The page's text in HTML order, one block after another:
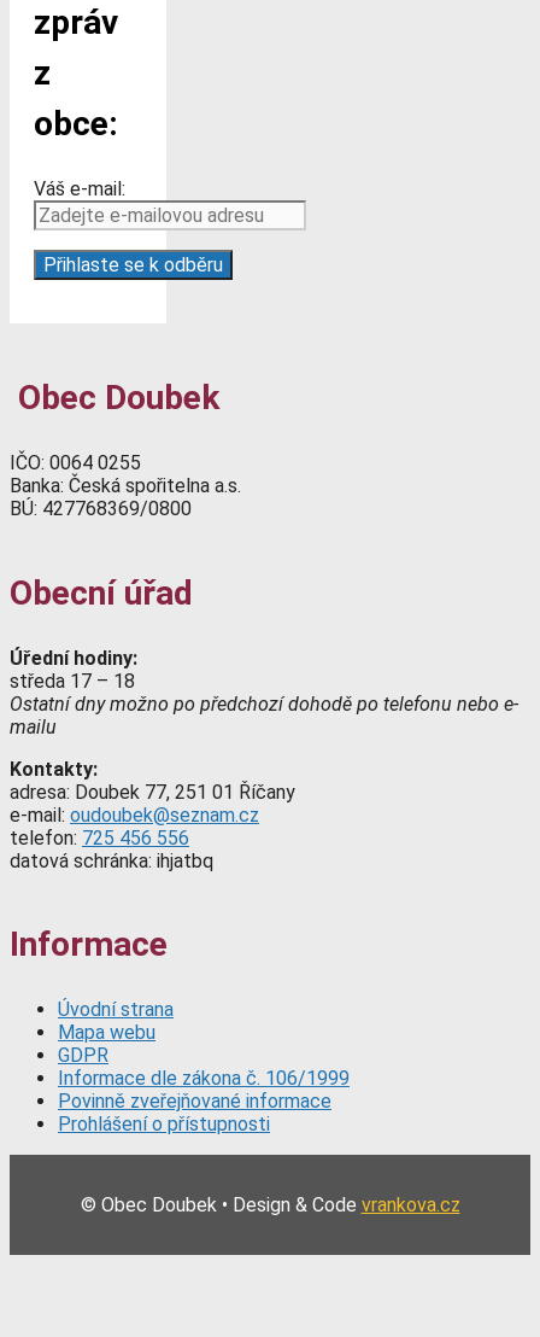
zpráv
z
obce:
Váš e-mail:
Obec Doubek
IČO: 0064 0255
Banka: Česká spořitelna a.s.
BÚ: 427768369/0800
Obecní úřad
Úřední hodiny:
středa 17 – 18
Ostatní dny možno po předchozí dohodě po telefonu nebo e-
mailu
Kontakty:
adresa: Doubek 77, 251 01 Říčany
e-mail: oudoubek@seznam.cz
telefon: 725 456 556
datová schránka: ihjatbq
Informace
Úvodní strana
Mapa webu
GDPR
Informace dle zákona č. 106/1999
Povinně zveřejňované informace
Prohlášení o přístupnosti
© Obec Doubek • Design & Code vrankova.cz